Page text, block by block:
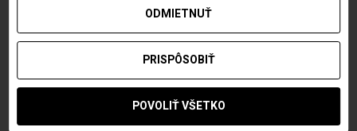
Roland Regely 15. FEBRUÁRA 2017
ODMIETNUŤ
PRISPÔSOBIŤ
POVOLIŤ VŠETKO